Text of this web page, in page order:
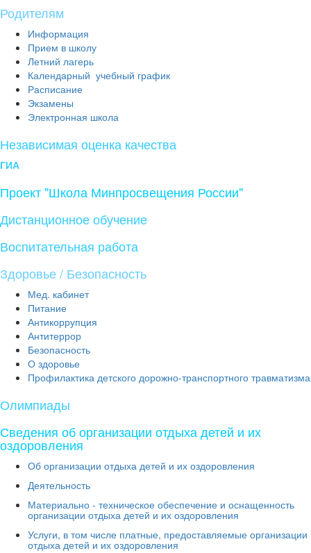
Родителям
Информация
Прием в школу
Летний лагерь
Календарный учебный график
Расписание
Экзамены
Электронная школа
Независимая оценка качества
ГИА
Проект "Школа Минпросвещения России"
Дистанционное обучение
Воспитательная работа
Здоровье / Безопасность
Мед. кабинет
Питание
Антикоррупция
Антитеррор
Безопасность
О здоровье
Профилактика детского дорожно-транспортного травматизма
Олимпиады
Сведения об организации отдыха детей и их
оздоровления
Об организации отдыха детей и их оздоровления
Деятельность
Материально - техническое обеспечение и оснащенность
организации отдыха детей и их оздоровления
Услуги, в том числе платные, предоставляемые организации
отдыха детей и их оздоровления